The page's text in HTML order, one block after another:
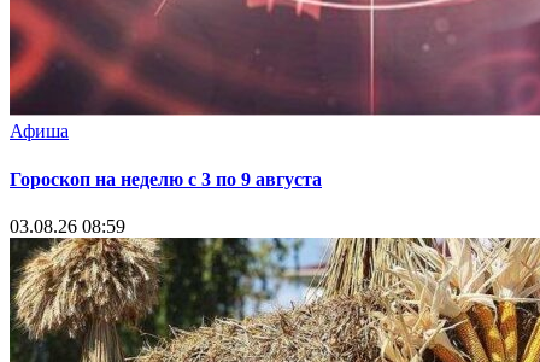
Афиша
Гороскоп на неделю с 3 по 9 августа
03.08.26 08:59